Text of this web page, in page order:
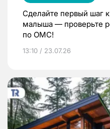
Сделайте первый шаг
малыша — проверьте
по ОМС!
13:10 / 23.07.26